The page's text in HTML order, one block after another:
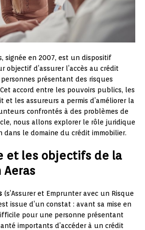
signée en 2007, est un dispositif
objectif d’assurer l’accès au crédit
présentant des risques
accord entre les pouvoirs publics, les
et les assureurs a permis d’améliorer la
confrontés à des problèmes de
nous allons explorer le rôle juridique
dans le domaine du crédit immobilier.
et les objectifs de la
(s’Assurer et Emprunter avec un Risque
issue d’un constat : avant sa mise en
pour une personne présentant
importants d’accéder à un crédit